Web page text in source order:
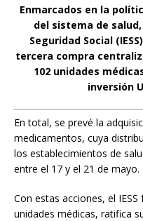
Enmarcados en la
del sistema de
Seguridad Social
tercera compra
102 unidades
inversión
En total, se prevé la
medicamentos, cuya
los establecimientos de
entre el 17 y el 21 de mayo.
Con estas acciones, el
unidades médicas, ratifica